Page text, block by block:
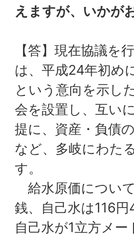
えますが、いかが
【答】現在協議を
は、平成24年初め
という意向を示し
会を設置し、互い
提に、資産・負債
など、多岐にわた
す。
給水原価につい
銭、自己水は116
自己水が1立方メ